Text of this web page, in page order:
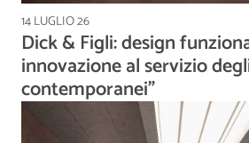
14 LUGLIO 26
Dick & Figli: design
innovazione al servizio
contemporanei”